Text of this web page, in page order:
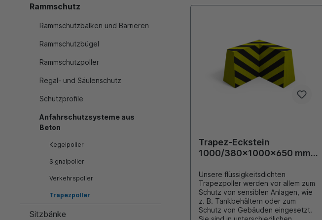
Rammschutz
Rammschutzbalken und Barrieren
Rammschutzbügel
Rammschutzpoller
Regal- und Säulenschutz
Schutzprofile
Anfahrschutzsysteme aus
Beton
Kegelpoller
Signalpoller
Verkehrspoller
Trapezpoller
Sitzbänke
Trapez-Eckstein
1000/380x1000x650 mm
Unsere flüssigkeitsdichten
Trapezpoller werden vor allem zum
Schutz von sensiblen Anlagen, wie
z. B. Tankbehältern oder zum
Schutz von Gebäuden eingesetzt.